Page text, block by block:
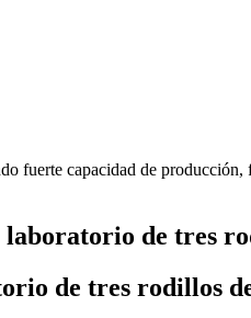
fuerte capacidad de
laboratorio de tres
de tres rodillos